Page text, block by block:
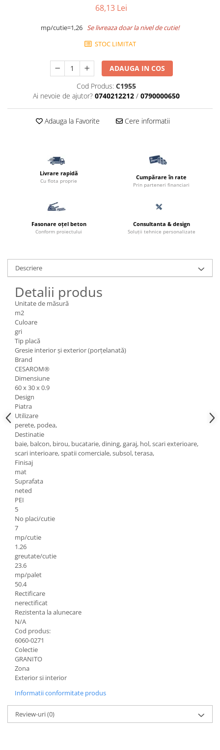
Accesorii pentru termosistem
Vata bazaltica
Vata minerala bazaltica
Tevi PVC
vopsele si lacuri
Pervaz geam piatra compozita
Placi ceramice de exterior
68,13 Lei
mp/cutie=1,26 Se livreaza doar la nivel de cutie!
STOC LIMITAT
ADAUGA IN COS
Cod Produs: C1955
Ai nevoie de ajutor? 0740212212 / 0790000650
Adauga la Favorite Cere informatii
Livrare rapidă
Cu flota proprie Cumpărare în rate
Prin parteneri financiari
Fasonare oțel beton
Conform proiectului
Consultanta & design
Soluții tehnice personalizate
Descriere
Detalii produs
Unitate de măsură
m2
Culoare
gri
Tip placă
Gresie interior și exterior (porțelanată)
Brand
CESAROM®
Dimensiune
60 x 30 x 0.9
Design
Piatra
Utilizare
perete, podea,
Destinatie
baie, balcon, birou, bucatarie, dining, garaj, hol, scari exterioare,
scari interioare, spatii comerciale, subsol, terasa,
Finisaj
mat
Suprafata
neted
PEI
5
No placi/cutie
7
mp/cutie
1.26
greutate/cutie
23.6
mp/palet
50.4
Rectificare
nerectificat
Rezistenta la alunecare
N/A
Cod produs:
6060-0271
Colectie
GRANITO
Zona
Exterior si interior
Informatii conformitate produs
Review-uri(0)